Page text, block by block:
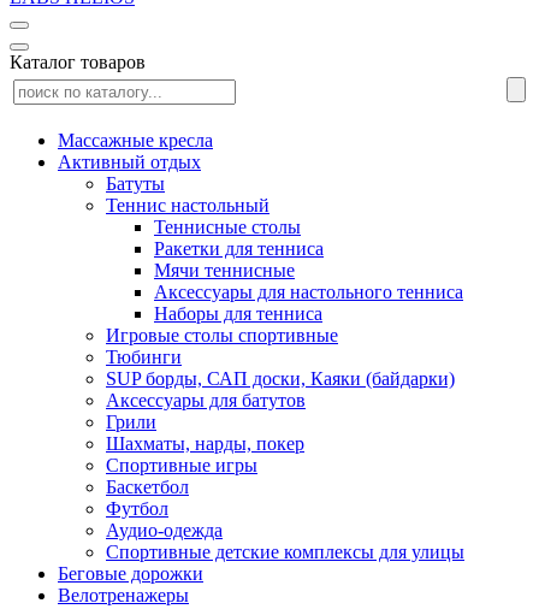
Каталог товаров
Массажные кресла
Активный отдых
Батуты
Теннис настольный
Теннисные столы
Ракетки для тенниса
Мячи теннисные
Аксессуары для настольного тенниса
Наборы для тенниса
Игровые столы спортивные
Тюбинги
SUP борды, САП доски, Каяки (байдарки)
Аксессуары для батутов
Грили
Шахматы, нарды, покер
Спортивные игры
Баскетбол
Футбол
Аудио-одежда
Спортивные детские комплексы для улицы
Беговые дорожки
Велотренажеры